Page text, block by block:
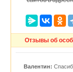
Отзывы об
Валентин: